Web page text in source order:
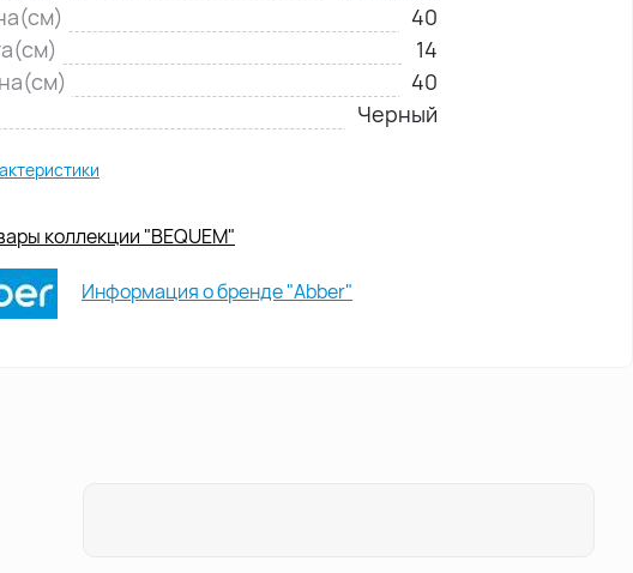
40
14
40
Черный
коллекции "BEQUEM"
Информация о бренде "Abber"